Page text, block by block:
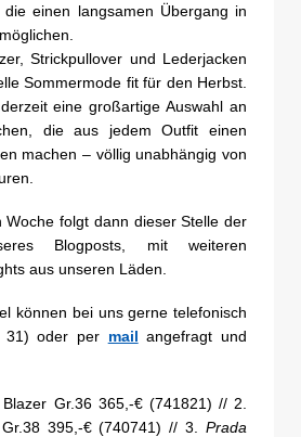
die einen langsamen Übergang in
Strickpullover und Lederjacken
Sommermode fit für den Herbst.
eine großartige Auswahl an
die aus jedem Outfit einen
machen – völlig unabhängig von
Woche folgt dann dieser Stelle der
Blogposts, mit weiteren
aus unseren Läden.
können bei uns gerne telefonisch
oder per mail angefragt und
Blazer Gr.36 365,-€ (741821) // 2.
395,-€ (740741) // 3. Prada